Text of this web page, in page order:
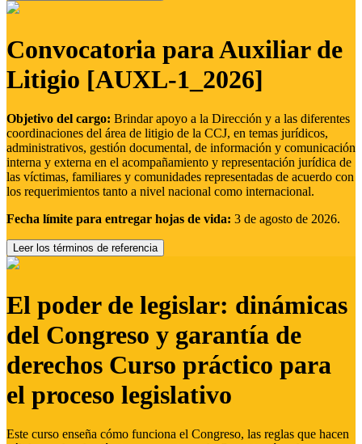
Convocatoria para Auxiliar de
Litigio [AUXL-1_2026]
Objetivo del cargo: Brindar apoyo a la Dirección y a las diferentes
coordinaciones del área de litigio de la CCJ, en temas jurídicos,
administrativos, gestión documental, de información y comunicación
interna y externa en el acompañamiento y representación jurídica de
las víctimas, familiares y comunidades representadas de acuerdo con
los requerimientos tanto a nivel nacional como internacional.
Fecha límite para entregar hojas de vida: 3 de agosto de 2026.
Leer los términos de referencia
El poder de legislar: dinámicas
del Congreso y garantía de
derechos Curso práctico para
el proceso legislativo
Este curso enseña cómo funciona el Congreso, las reglas que hacen